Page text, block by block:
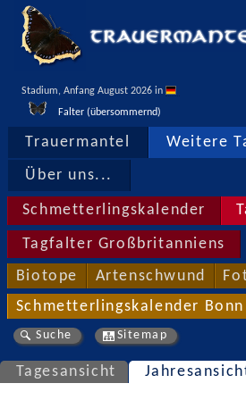
Stadium, Anfang August 2026 in
Falter (übersommernd)
Trauermantel Weitere
Über uns...
Schmetterlingskalender
Tagfalter Großbritanniens
Biotope Artenschwund
Schmetterlingskalender Bonn
Suche Sitemap
Tagesansicht